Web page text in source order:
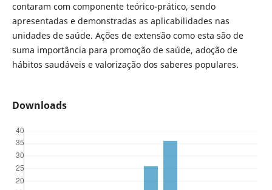
contaram com componente teórico-prático, sendo
apresentadas e demonstradas as aplicabilidades nas
unidades de saúde. Ações de extensão como esta são de
suma importância para promoção de saúde, adoção de
hábitos saudáveis e valorização dos saberes populares.
Downloads